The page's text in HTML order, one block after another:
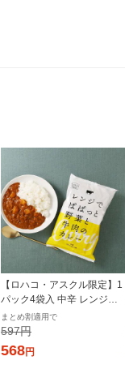
【ロハコ・アスクル限定】1
パック4袋入 中辛 レンジで
ぱぱっと野菜と牛肉のカレ
ー 180g 1個 オリジナル レト
ルト（イチオシ） オリジナ
ル
まとめ割適用で
597円
568円